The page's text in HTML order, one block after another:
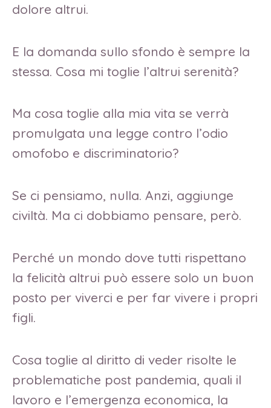
dolore altrui.
E la domanda sullo sfondo è sempre la
stessa. Cosa mi toglie l’altrui serenità?
Ma cosa toglie alla mia vita se verrà
promulgata una legge contro l’odio
omofobo e discriminatorio?
Se ci pensiamo, nulla. Anzi, aggiunge
civiltà. Ma ci dobbiamo pensare, però.
Perché un mondo dove tutti rispettano
la felicità altrui può essere solo un buon
posto per viverci e per far vivere i propri
figli.
Cosa toglie al diritto di veder risolte le
problematiche post pandemia, quali il
lavoro e l’emergenza economica, la